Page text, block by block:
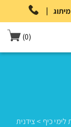
|
(0)
לימי כיף >צידנית